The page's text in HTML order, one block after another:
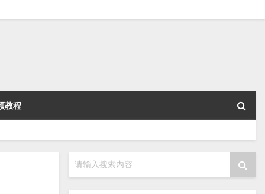
教程
请输入搜索内容